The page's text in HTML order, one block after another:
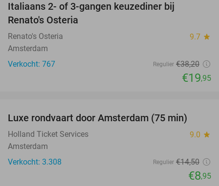
Italiaans 2- of 3-gangen keuzediner bij
Renato's Osteria
Renato's Osteria 9.7 star
Amsterdam
Verkocht: 767
Regulier €38,20
€19,95
Luxe rondvaart door Amsterdam (75 min)
Holland Ticket Services 9.0 star
Amsterdam
Verkocht: 3.308
Regulier €14,50
€8,95